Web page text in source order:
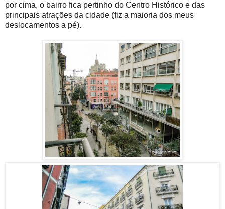
por cima, o bairro fica pertinho do Centro Histórico e das
principais atrações da cidade (fiz a maioria dos meus
deslocamentos a pé).